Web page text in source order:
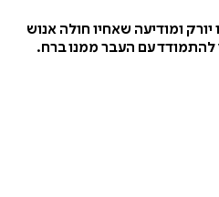
ומודיעה שאחיו חולה אנוש
להתמודד עם העבר ממנו ברח.